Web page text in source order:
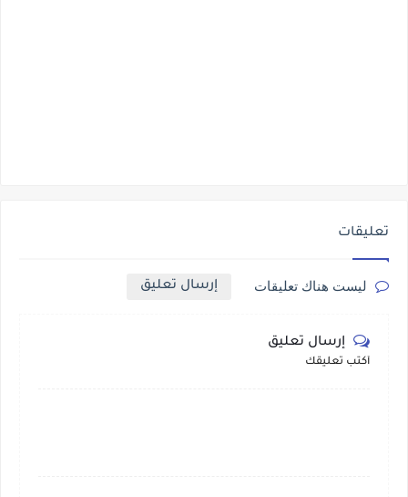
تعليقات
ليست هناك تعليقات إرسال تعليق
إرسال تعليق
أكتب تعليقك